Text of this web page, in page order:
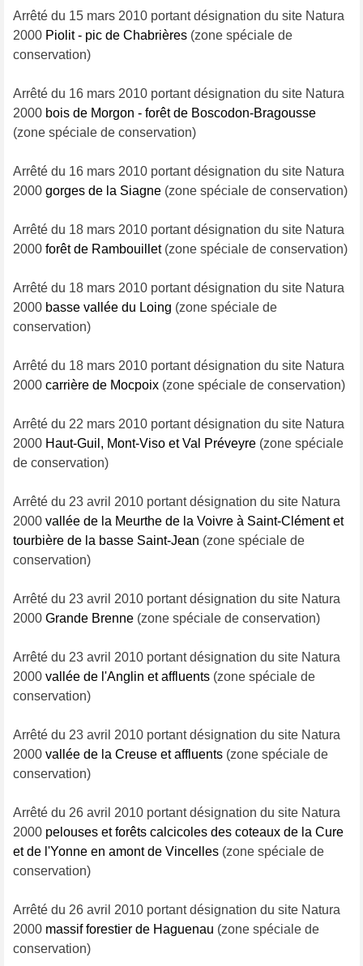
Arrêté du 15 mars 2010 portant désignation du site Natura
2000 Piolit - pic de Chabrières(zone spéciale de
conservation)
Arrêté du 16 mars 2010 portant désignation du site Natura
2000 bois de Morgon - forêt de Boscodon-Bragousse
(zone spéciale de conservation)
Arrêté du 16 mars 2010 portant désignation du site Natura
2000 gorges de la Siagne(zone spéciale de conservation)
Arrêté du 18 mars 2010 portant désignation du site Natura
2000 forêt de Rambouillet(zone spéciale de conservation)
Arrêté du 18 mars 2010 portant désignation du site Natura
2000 basse vallée du Loing (zone spéciale de
conservation)
Arrêté du 18 mars 2010 portant désignation du site Natura
2000 carrière de Mocpoix(zone spéciale de conservation)
Arrêté du 22 mars 2010 portant désignation du site Natura
2000 Haut-Guil, Mont-Viso et Val Préveyre(zone spéciale
de conservation)
Arrêté du 23 avril 2010 portant désignation du site Natura
2000 vallée de la Meurthe de la Voivre à Saint-Clément et
tourbière de la basse Saint-Jean (zone spéciale de
conservation)
Arrêté du 23 avril 2010 portant désignation du site Natura
2000 Grande Brenne(zone spéciale de conservation)
Arrêté du 23 avril 2010 portant désignation du site Natura
2000 vallée de l'Anglin et affluents(zone spéciale de
conservation)
Arrêté du 23 avril 2010 portant désignation du site Natura
2000 vallée de la Creuse et affluents(zone spéciale de
conservation)
Arrêté du 26 avril 2010 portant désignation du site Natura
2000 pelouses et forêts calcicoles des coteaux de la Cure
et de l'Yonne en amont de Vincelles(zone spéciale de
conservation)
Arrêté du 26 avril 2010 portant désignation du site Natura
2000 massif forestier de Haguenau (zone spéciale de
conservation)